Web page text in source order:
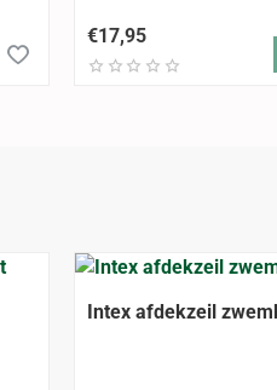
€17,95
Intex afdekzeil